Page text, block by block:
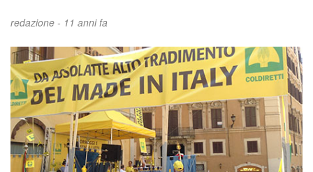
redazione - 11 anni fa